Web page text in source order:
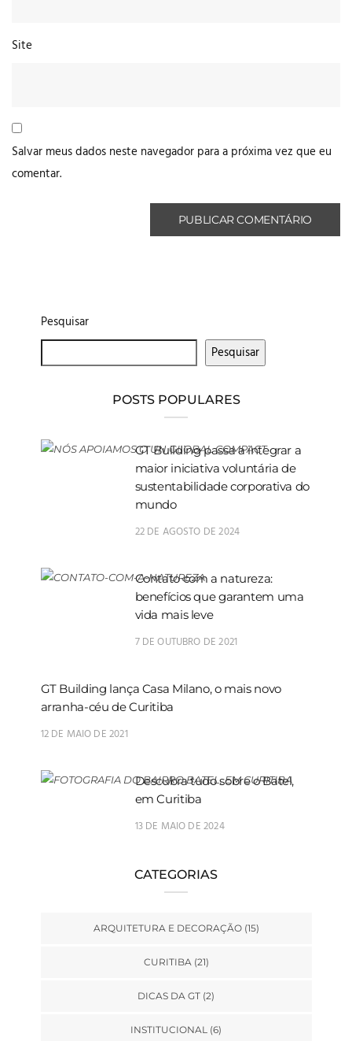
Site
Salvar meus dados neste navegador para a próxima vez que eu
comentar.
Pesquisar
Pesquisar
POSTS POPULARES
GT Building passa a integrar a
maior iniciativa voluntária de
sustentabilidade corporativa do
mundo
22 DE AGOSTO DE 2024
Contato com a natureza:
benefícios que garantem uma
vida mais leve
7 DE OUTUBRO DE 2021
GT Building lança Casa Milano, o mais novo
arranha-céu de Curitiba
12 DE MAIO DE 2021
Descubra tudo sobre o Batel,
em Curitiba
13 DE MAIO DE 2024
CATEGORIAS
ARQUITETURA E DECORAÇÃO(15)
CURITIBA(21)
DICAS DA GT (2)
INSTITUCIONAL (6)